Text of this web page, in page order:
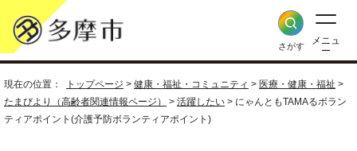
さがす
メニュ
ー
現在の位置： トップページ > 健康・福祉・コミュニティ > 医療・健康・福祉 >
たまびより（高齢者関連情報ページ）
> 活躍したい > にゃんともTAMAるボラン
ティアポイント(介護予防ボランティアポイント)